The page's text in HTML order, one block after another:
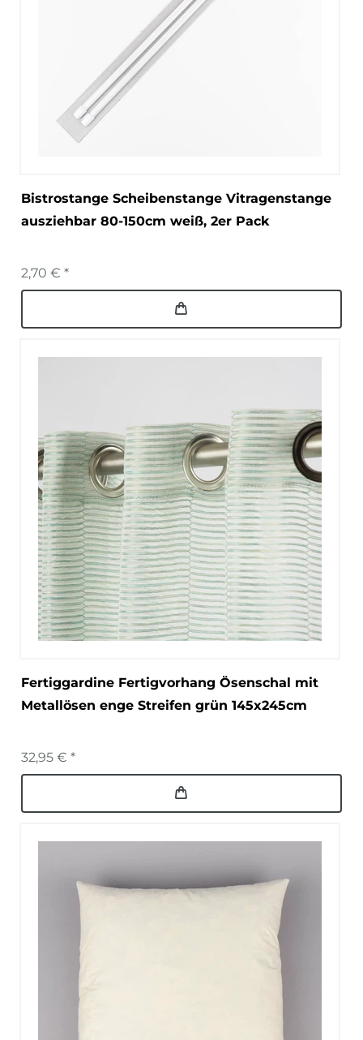
Bistrostange Scheibenstange Vitragenstange
ausziehbar 80-150cm weiß, 2er Pack
2,70 € *
Fertiggardine Fertigvorhang Ösenschal mit
Metallösen enge Streifen grün 145x245cm
32,95 € *